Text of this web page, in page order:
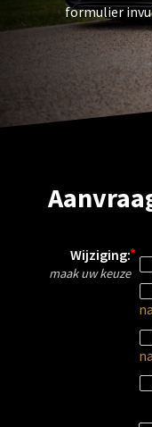
formulier
Wijziging:
maak uw keuze